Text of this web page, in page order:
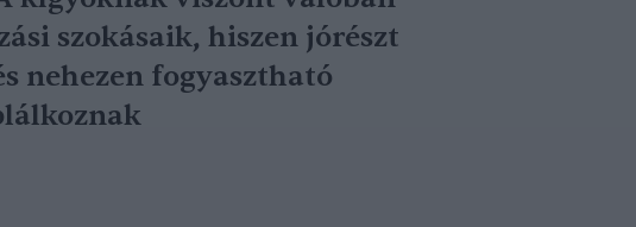
szokásaik, hiszen jórészt
nehezen fogyasztható